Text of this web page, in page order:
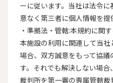
ーに従います。当社は法令
意なく第三者に個人情報を提
・準拠法・管轄:本規約に関
本施設の利用に関連して当
場合、双方誠意をもって協
す。それでも解決しない場
裁判所を第一審の専属管轄裁